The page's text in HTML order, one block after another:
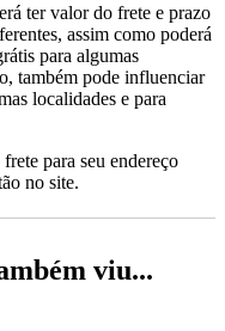
ter valor do frete e prazo
assim como poderá
para algumas
também pode influenciar
localidades e para
para seu endereço
no site.
viu...